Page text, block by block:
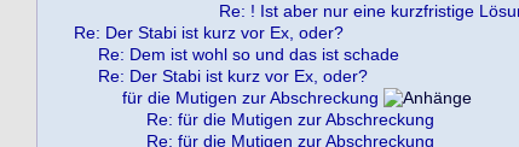
Re: ! Ist aber nur eine kurzfristige
Re: Der Stabi ist kurz vor Ex, oder?
Re: Dem ist wohl so und das ist schade
Re: Der Stabi ist kurz vor Ex, oder?
für die Mutigen zur Abschreckung
Re: für die Mutigen zur Abschreckung
Re: für die Mutigen zur Abschreckung